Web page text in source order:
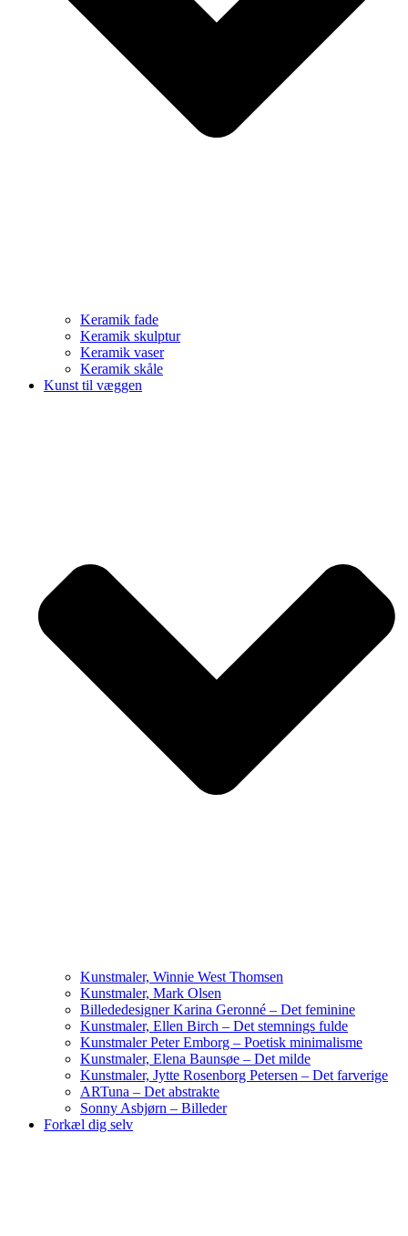
Keramik fade
Keramik skulptur
Keramik vaser
Keramik skåle
Kunst til væggen
Kunstmaler, Winnie West Thomsen
Kunstmaler, Mark Olsen
Billededesigner Karina Geronné – Det feminine
Kunstmaler, Ellen Birch – Det stemnings fulde
Kunstmaler Peter Emborg – Poetisk minimalisme
Kunstmaler, Elena Baunsøe – Det milde
Kunstmaler, Jytte Rosenborg Petersen – Det farverige
ARTuna – Det abstrakte
Sonny Asbjørn – Billeder
Forkæl dig selv